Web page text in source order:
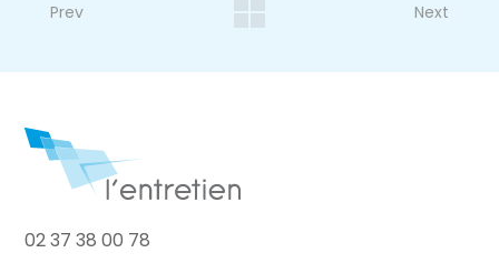
Prev Next
02 37 38 00 78